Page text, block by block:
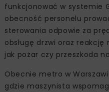
funkcjonować w systemie
obecność personelu
sterowania odpowie za
obsługę drzwi oraz
jak pożar czy przeszkoda
Obecnie metro w
gdzie maszynista